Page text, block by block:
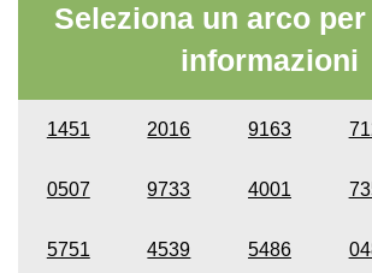
Seleziona un arco
informazioni
1451 2016 9163
0507 9733 4001
5751 4539 5486